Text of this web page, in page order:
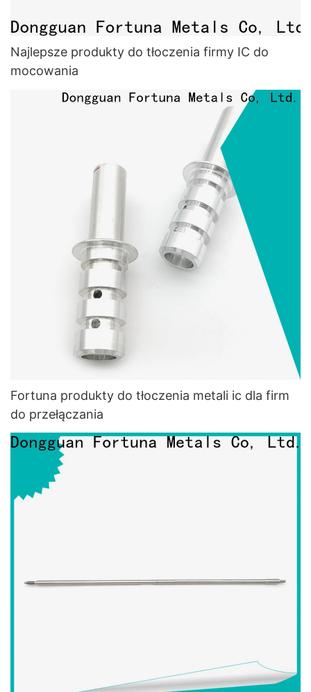
Najlepsze produkty do tłoczenia firmy IC do
mocowania
Fortuna produkty do tłoczenia metali ic dla firm
do przełączania